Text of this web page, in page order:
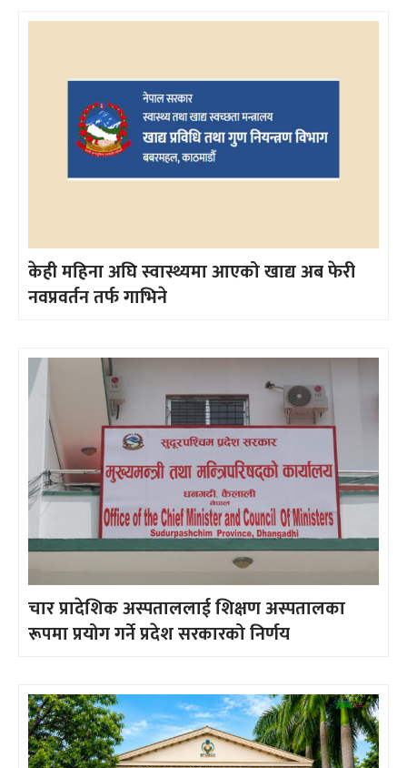
केही महिना अघि स्वास्थ्यमा आएको खाद्य अब फेरी
नवप्रवर्तन तर्फ गाभिने
चार प्रादेशिक अस्पताललाई शिक्षण अस्पतालका
रूपमा प्रयोग गर्ने प्रदेश सरकारको निर्णय